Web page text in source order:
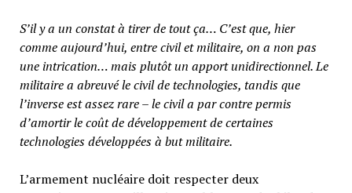
S’il y a un constat à tirer de tout ça… C’est que, hier
comme aujourd’hui, entre civil et militaire, on a non pas
une intrication… mais plutôt un apport unidirectionnel. Le
militaire a abreuvé le civil de technologies, tandis que
l’inverse est assez rare – le civil a par contre permis
d’amortir le coût de développement de certaines
technologies développées à but militaire.
L’armement nucléaire doit respecter deux